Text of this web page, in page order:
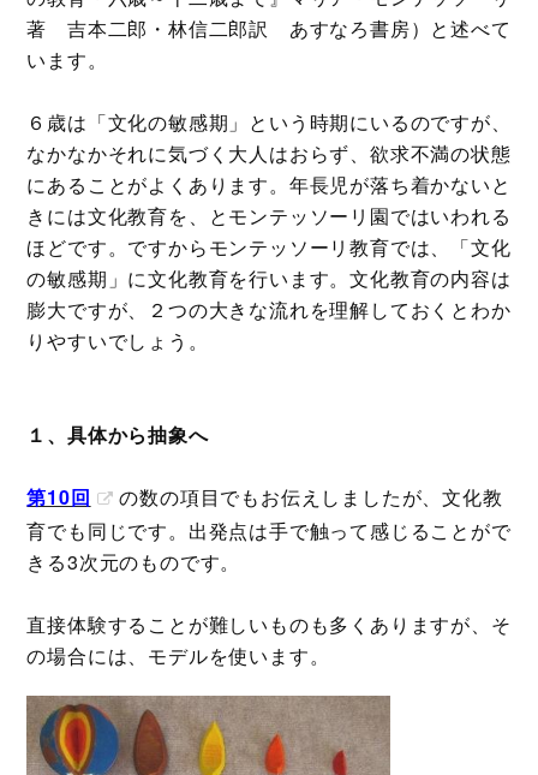
著 吉本二郎・林信二郎訳 あすなろ書房）と述べて
います。
６歳は「文化の敏感期」という時期にいるのですが、
なかなかそれに気づく大人はおらず、欲求不満の状態
にあることがよくあります。年長児が落ち着かないと
きには文化教育を、とモンテッソーリ園ではいわれる
ほどです。ですからモンテッソーリ教育では、「文化
の敏感期」に文化教育を行います。文化教育の内容は
膨大ですが、２つの大きな流れを理解しておくとわか
りやすいでしょう。
１、具体から抽象へ
第10回
の数の項目でもお伝えしましたが、文化教
育でも同じです。出発点は手で触って感じることがで
きる3次元のものです。
直接体験することが難しいものも多くありますが、そ
の場合には、モデルを使います。